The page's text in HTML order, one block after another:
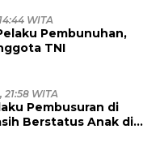
WITA
Pembunuhan,
TNI
21:58 WITA
Pembusuran di
Berstatus Anak di